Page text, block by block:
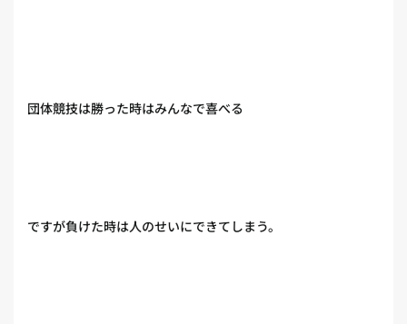
団体競技は勝った時はみんなで喜べる
ですが負けた時は人のせいにできてしまう。